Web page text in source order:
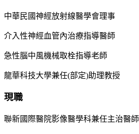
中華民國神經放射線醫學會理事
介入性神經血管內治療指導醫師
急性腦中風機械取栓指導老師
龍華科技大學兼任(部定)助理教授
現職
聯新國際醫院影像醫學科兼任主治醫師